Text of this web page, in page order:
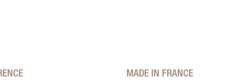
MADE IN FRANCE